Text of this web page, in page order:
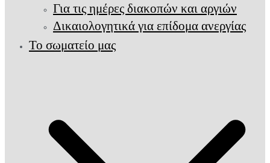
Για τις ημέρες διακοπών και αργιών
Δικαιολογητικά για επίδομα ανεργίας
Το σωματείο μας